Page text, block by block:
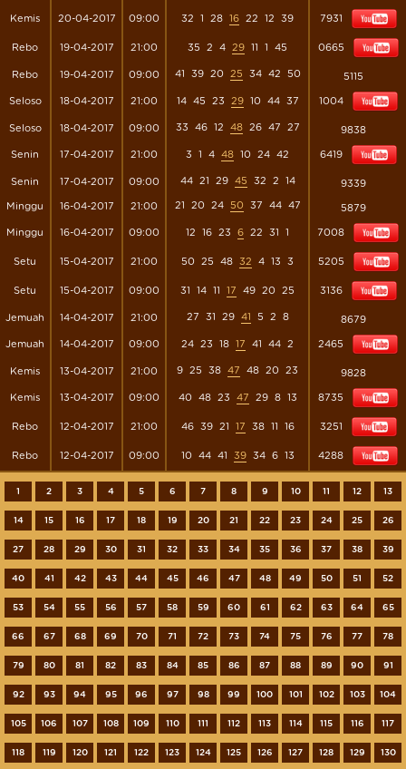
Kemis 20-04-2017 09:00 32 1 28 16 22 12 39 7931
Rebo 19-04-2017 21:00 35 2 4 29 11 1 45 0665
Rebo 19-04-2017 09:00 41 39 20 25 34 42 50 5115
Seloso 18-04-2017 21:00 14 45 23 29 10 44 37 1004
Seloso 18-04-2017 09:00 33 46 12 48 26 47 27 9838
Senin 17-04-2017 21:00 3 1 4 48 10 24 42 6419
Senin 17-04-2017 09:00 44 21 29 45 32 2 14 9339
Minggu 16-04-2017 21:00 21 20 24 50 37 44 47 5879
Minggu 16-04-2017 09:00 12 16 23 6 22 31 1 7008
Setu 15-04-2017 21:00 50 25 48 32 4 13 3 5205
Setu 15-04-2017 09:00 31 14 11 17 49 20 25 3136
Jemuah 14-04-2017 21:00 27 31 29 41 5 2 8 8679
Jemuah 14-04-2017 09:00 24 23 18 17 41 44 2 2465
Kemis 13-04-2017 21:00 9 25 38 47 48 20 23 9828
Kemis 13-04-2017 09:00 40 48 23 47 29 8 13 8735
Rebo 12-04-2017 21:00 46 39 21 17 38 11 16 3251
Rebo 12-04-2017 09:00 10 44 41 39 34 6 13 4288
1 2 3 4 5 6 7 8 9 10 11 12 13
14 15 16 17 18 19 20 21 22 23 24 25 26
27 28 29 30 31 32 33 34 35 36 37 38 39
40 41 42 43 44 45 46 47 48 49 50 51 52
53 54 55 56 57 58 59 60 61 62 63 64 65
66 67 68 69 70 71 72 73 74 75 76 77 78
79 80 81 82 83 84 85 86 87 88 89 90 91
92 93 94 95 96 97 98 99 100 101 102 103 104
105 106 107 108 109 110 111 112 113 114 115 116 117
118 119 120 121 122 123 124 125 126 127 128 129 130